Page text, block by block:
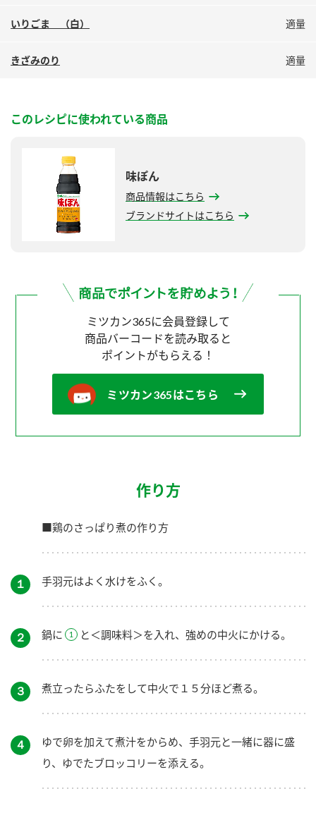
いりごま （白） 適量
きざみのり 適量
このレシピに使われている商品
味ぽん
商品情報はこちら
ブランドサイトはこちら
ミツカン365に会員登録して
商品バーコードを読み取ると
ポイントがもらえる！
ミツカン365はこちら
作り方
■鶏のさっぱり煮の作り方
１ 手羽元はよく水けをふく。
２ 鍋に と＜調味料＞を入れ、強めの中火にかける。
３ 煮立ったらふたをして中火で１５分ほど煮る。
４
ゆで卵を加えて煮汁をからめ、手羽元と一緒に器に盛
り、ゆでたブロッコリーを添える。